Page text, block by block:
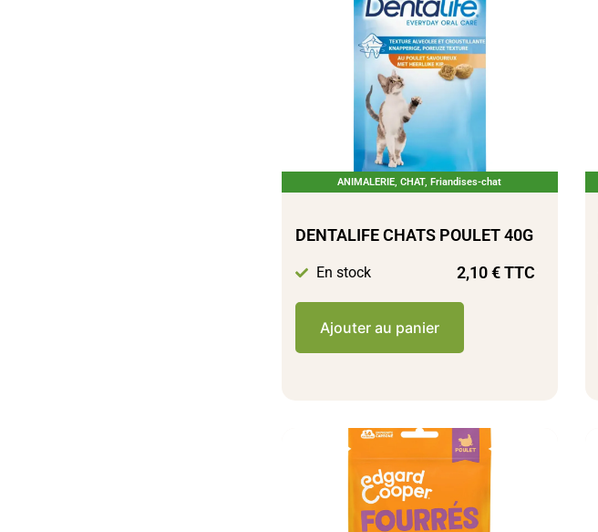
ANIMALERIE,CHAT,Friandises-chat
DENTALIFE CHATS POULET 40G
En stock 2,10€TTC
Ajouter au panier